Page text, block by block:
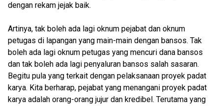
dengan rekam jejak baik.
Artinya, tak boleh ada lagi oknum pejabat dan oknum
petugas di lapangan yang main-main dengan bansos. Tak
boleh ada lagi oknum petugas yang mencuri dana bansos
dan tak boleh ada lagi penyaluran bansos salah sasaran.
Begitu pula yang terkait dengan pelaksanaan proyek padat
karya. Kita berharap, pejabat yang menangani proyek padat
karya adalah orang-orang jujur dan kredibel. Terutama yang